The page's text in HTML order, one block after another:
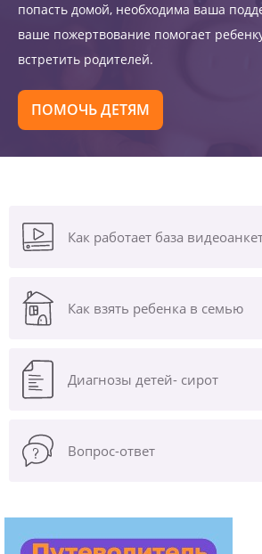
попасть домой, необходима ваша
ваше пожертвование помогает
встретить родителей.
ПОМОЧЬ ДЕТЯМ
Как работает база
Как взять ребенка в семью
Диагнозы детей- сирот
Вопрос-ответ